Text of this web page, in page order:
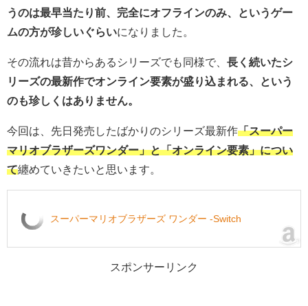
うのは最早当たり前、完全にオフラインのみ、というゲー
ムの方が珍しいぐらいになりました。
その流れは昔からあるシリーズでも同様で、 長く続いたシ
リーズの最新作でオンライン要素が盛り込まれる、という
のも珍しくはありません。
今回は、先日発売したばかりのシリーズ最新作「スーパー
マリオブラザーズワンダー」と「オンライン要素」につい
て纏めていきたいと思います。
スーパーマリオブラザーズ ワンダー -Switch
スポンサーリンク